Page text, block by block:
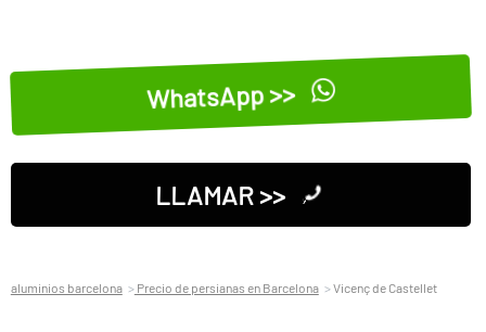
WhatsApp >>
LLAMAR >>
aluminios barcelona Precio de persianas en Barcelona Vicenç de Castellet